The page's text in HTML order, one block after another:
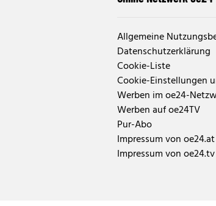
Allgemeine
Datenschutzerklärung
Cookie-Liste
Cookie-Einstellungen
Werben im oe24-
Werben auf oe24TV
Pur-Abo
Impressum von oe24.at
Impressum von oe24.tv